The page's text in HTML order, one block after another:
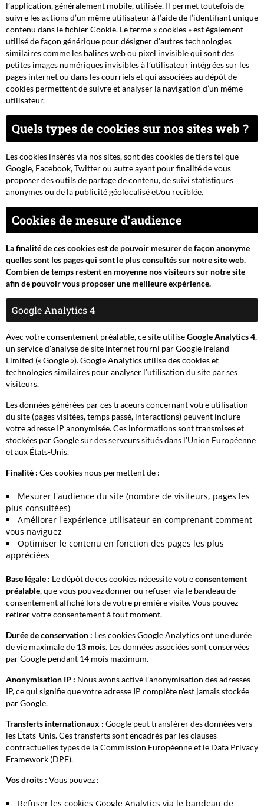
l’application, généralement mobile, utilisée. Il permet toutefois de
suivre les actions d’un même utilisateur à l’aide de l’identifiant unique
contenu dans le fichier Cookie. Le terme « cookies » est également
utilisé de façon générique pour désigner d’autres technologies
similaires comme les balises web ou pixel invisible qui sont des
petites images numériques invisibles à l’utilisateur intégrées sur les
pages internet ou dans les courriels et qui associées au dépôt de
cookies permettent de suivre et analyser la navigation d’un même
utilisateur.
Quels types de cookies sur nos sites web ?
Les cookies insérés via nos sites, sont des cookies de tiers tel que
Google, Facebook, Twitter ou autre ayant pour finalité de vous
proposer des outils de partage de contenu, de suivi statistiques
anonymes ou de la publicité géolocalisé et/ou reciblée.
Cookies de mesure d’audience
La finalité de ces cookies est de pouvoir mesurer de façon anonyme
quelles sont les pages qui sont le plus consultés sur notre site web.
Combien de temps restent en moyenne nos visiteurs sur notre site
afin de pouvoir vous proposer une meilleure expérience.
Google Analytics 4
Avec votre consentement préalable, ce site utiliseGoogle Analytics 4,
un service d'analyse de site internet fourni par Google Ireland
Limited (« Google »). Google Analytics utilise des cookies et
technologies similaires pour analyser l'utilisation du site par ses
visiteurs.
Les données générées par ces traceurs concernant votre utilisation
du site (pages visitées, temps passé, interactions) peuvent inclure
votre adresse IP anonymisée. Ces informations sont transmises et
stockées par Google sur des serveurs situés dans l'Union Européenne
et aux États-Unis.
Finalité : Ces cookies nous permettent de :
Mesurer l'audience du site (nombre de visiteurs, pages les
plus consultées)
Améliorer l'expérience utilisateur en comprenant comment
vous naviguez
Optimiser le contenu en fonction des pages les plus
appréciées
Base légale : Le dépôt de ces cookies nécessite votreconsentement
préalable, que vous pouvez donner ou refuser via le bandeau de
consentement affiché lors de votre première visite. Vous pouvez
retirer votre consentement à tout moment.
Durée de conservation : Les cookies Google Analytics ont une durée
de vie maximale de 13 mois. Les données associées sont conservées
par Google pendant 14 mois maximum.
Anonymisation IP : Nous avons activé l'anonymisation des adresses
IP, ce qui signifie que votre adresse IP complète n'est jamais stockée
par Google.
Transferts internationaux : Google peut transférer des données vers
les États-Unis. Ces transferts sont encadrés par les clauses
contractuelles types de la Commission Européenne et le Data Privacy
Framework (DPF).
Vos droits : Vous pouvez :
Refuser les cookies Google Analytics via le bandeau de